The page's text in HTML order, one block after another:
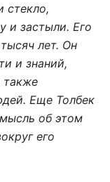
стекло,
и застыли. Его
лет. Он
и знаний,
также
Еще Толбек
об этом
его